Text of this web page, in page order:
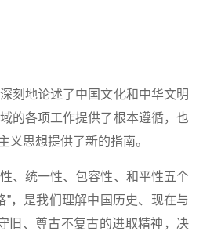
地论述了中国文化和中华文明
的各项工作提供了根本遵循，也
义思想提供了新的指南。
统一性、包容性、和平性五个
，是我们理解中国历史、现在与
旧、尊古不复古的进取精神，决